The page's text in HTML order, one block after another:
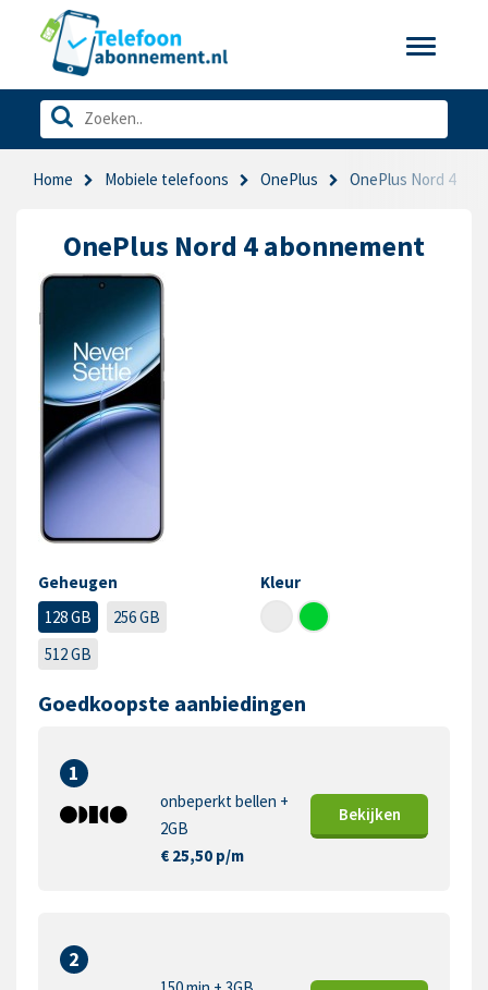
Toggle
Home Mobiele telefoons OnePlus OnePlus Nord 4
OnePlus Nord 4 abonnement
Geheugen
128 GB
256 GB
512 GB
Kleur
Goedkoopste aanbiedingen
1
onbeperkt bellen +
2GB
€ 25,50 p/m
Bekijken
2